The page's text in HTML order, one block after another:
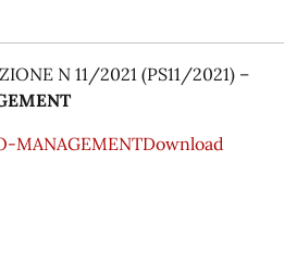
N 11/2021 (PS11/2021) –
MANAGEMENTDownload